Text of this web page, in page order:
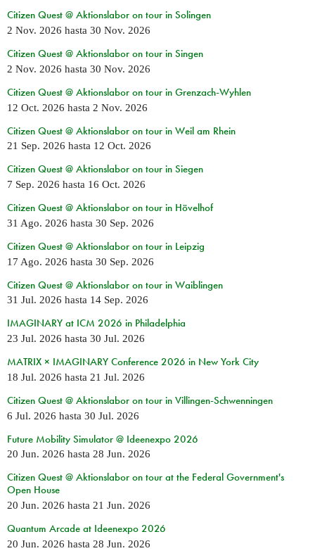
Citizen Quest @ Aktionslabor on tour in Solingen
2 Nov. 2026 hasta 30 Nov. 2026
Citizen Quest @ Aktionslabor on tour in Singen
2 Nov. 2026 hasta 30 Nov. 2026
Citizen Quest @ Aktionslabor on tour in Grenzach-Wyhlen
12 Oct. 2026 hasta 2 Nov. 2026
Citizen Quest @ Aktionslabor on tour in Weil am Rhein
21 Sep. 2026 hasta 12 Oct. 2026
Citizen Quest @ Aktionslabor on tour in Siegen
7 Sep. 2026 hasta 16 Oct. 2026
Citizen Quest @ Aktionslabor on tour in Hövelhof
31 Ago. 2026 hasta 30 Sep. 2026
Citizen Quest @ Aktionslabor on tour in Leipzig
17 Ago. 2026 hasta 30 Sep. 2026
Citizen Quest @ Aktionslabor on tour in Waiblingen
31 Jul. 2026 hasta 14 Sep. 2026
IMAGINARY at ICM 2026 in Philadelphia
23 Jul. 2026 hasta 30 Jul. 2026
MATRIX × IMAGINARY Conference 2026 in New York City
18 Jul. 2026 hasta 21 Jul. 2026
Citizen Quest @ Aktionslabor on tour in Villingen-Schwenningen
6 Jul. 2026 hasta 30 Jul. 2026
Future Mobility Simulator @ Ideenexpo 2026
20 Jun. 2026 hasta 28 Jun. 2026
Citizen Quest @ Aktionslabor on tour at the Federal Government's
Open House
20 Jun. 2026 hasta 21 Jun. 2026
Quantum Arcade at Ideenexpo 2026
20 Jun. 2026 hasta 28 Jun. 2026